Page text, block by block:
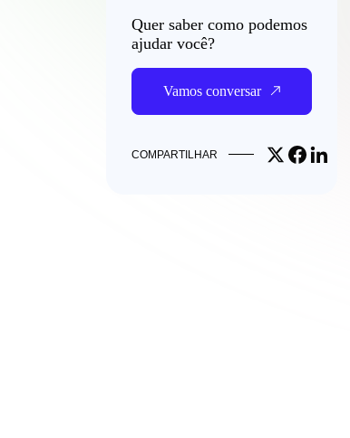
Quer saber como podemos
ajudar você?
Vamos conversar
COMPARTILHAR Share on X
Share on
Share